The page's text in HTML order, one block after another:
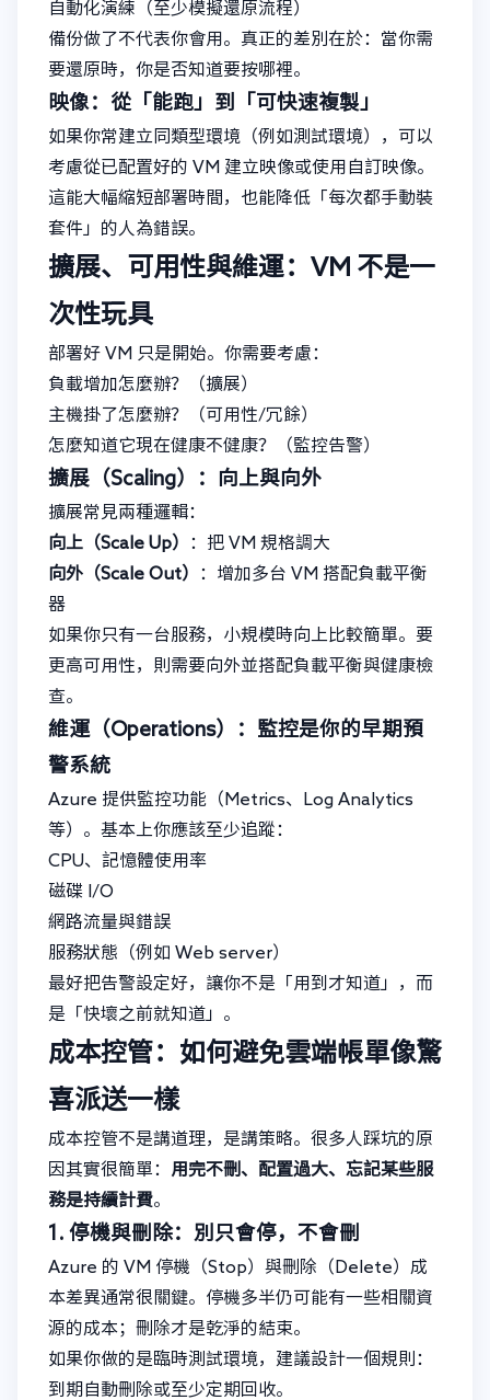
自動化演練（至少模擬還原流程）
備份做了不代表你會用。真正的差別在於：當你需
要還原時，你是否知道要按哪裡。
映像：從「能跑」到「可快速複製」
如果你常建立同類型環境（例如測試環境），可以
考慮從已配置好的 VM 建立映像或使用自訂映像。
這能大幅縮短部署時間，也能降低「每次都手動裝
套件」的人為錯誤。
擴展、可用性與維運：VM 不是一
次性玩具
部署好 VM 只是開始。你需要考慮：
負載增加怎麼辦？（擴展）
主機掛了怎麼辦？（可用性/冗餘）
怎麼知道它現在健康不健康？（監控告警）
擴展（Scaling）：向上與向外
擴展常見兩種邏輯：
向上（Scale Up）
：把 VM 規格調大
向外（Scale Out）
：增加多台 VM 搭配負載平衡
器
如果你只有一台服務，小規模時向上比較簡單。要
更高可用性，則需要向外並搭配負載平衡與健康檢
查。
維運（Operations）：監控是你的早期預
警系統
Azure 提供監控功能（Metrics、Log Analytics
等）。基本上你應該至少追蹤：
CPU、記憶體使用率
磁碟 I/O
網路流量與錯誤
服務狀態（例如 Web server）
最好把告警設定好，讓你不是「用到才知道」，而
是「快壞之前就知道」。
成本控管：如何避免雲端帳單像驚
喜派送一樣
成本控管不是講道理，是講策略。很多人踩坑的原
因其實很簡單： 用完不刪、配置過大、忘記某些服
務是持續計費。
1. 停機與刪除：別只會停，不會刪
Azure 的 VM 停機（Stop）與刪除（Delete）成
本差異通常很關鍵。停機多半仍可能有一些相關資
源的成本；刪除才是乾淨的結束。
如果你做的是臨時測試環境，建議設計一個規則：
到期自動刪除或至少定期回收。